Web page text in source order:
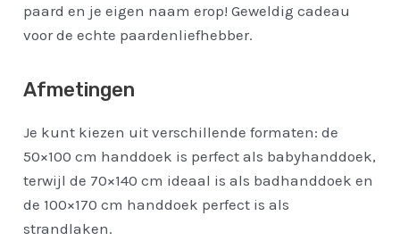
paard en je eigen naam erop! Geweldig cadeau
voor de echte paardenliefhebber.
Afmetingen
Je kunt kiezen uit verschillende formaten: de
50×100 cm handdoek is perfect als babyhanddoek,
terwijl de 70×140 cm ideaal is als badhanddoek en
de 100×170 cm handdoek perfect is als
strandlaken.